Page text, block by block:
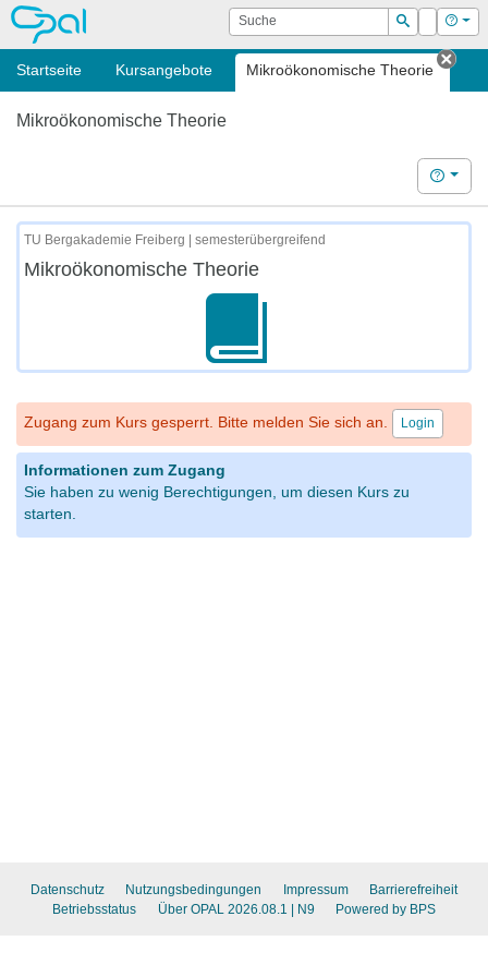
OPAL Suche
Suchen
Login Hilfe
Startseite Kursangebote Mikroökonomische Theorie
Tab
Mikroökonomische Theorie
Hilfe
TU Bergakademie Freiberg | semesterübergreifend
Mikroökonomische Theorie
Zugang zum Kurs gesperrt. Bitte melden Sie sich an. Login
Informationen zum Zugang
Sie haben zu wenig Berechtigungen, um diesen Kurs zu
starten.
Datenschutz Nutzungsbedingungen Impressum
Barrierefreiheit
Betriebsstatus
Über OPAL 2026.08.1 | N9 Powered by BPS